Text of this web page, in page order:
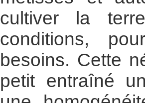
cultiver la
conditions,
besoins. Cette
petit entraîné